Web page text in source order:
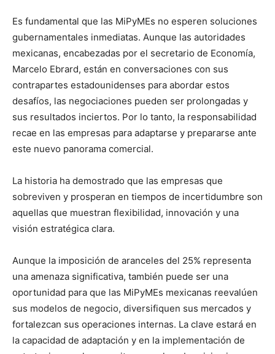
Es fundamental que las MiPyMEs no esperen soluciones
gubernamentales inmediatas. Aunque las autoridades
mexicanas, encabezadas por el secretario de Economía,
Marcelo Ebrard, están en conversaciones con sus
contrapartes estadounidenses para abordar estos
desafíos, las negociaciones pueden ser prolongadas y
sus resultados inciertos. Por lo tanto, la responsabilidad
recae en las empresas para adaptarse y prepararse ante
este nuevo panorama comercial.
La historia ha demostrado que las empresas que
sobreviven y prosperan en tiempos de incertidumbre son
aquellas que muestran flexibilidad, innovación y una
visión estratégica clara.
Aunque la imposición de aranceles del 25% representa
una amenaza significativa, también puede ser una
oportunidad para que las MiPyMEs mexicanas reevalúen
sus modelos de negocio, diversifiquen sus mercados y
fortalezcan sus operaciones internas. La clave estará en
la capacidad de adaptación y en la implementación de